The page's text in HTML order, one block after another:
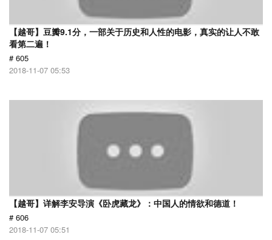
【越哥】豆瓣9.1分，一部关于历史和人性的电影，真实的让人不敢
看第二遍！
# 605
2018-11-07 05:53
【越哥】详解李安导演《卧虎藏龙》：中国人的情欲和德道！
# 606
2018-11-07 05:51